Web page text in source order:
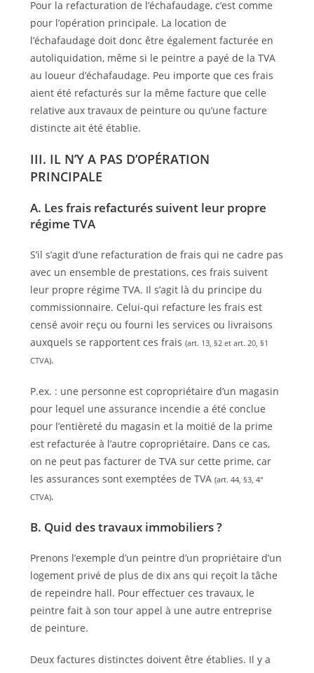
Pour la refacturation de l’échafaudage, c’est comme
pour l’opération principale. La location de
l’échafaudage doit donc être également facturée en
autoliquidation, même si le peintre a payé de la TVA
au loueur d’échafaudage. Peu importe que ces frais
aient été refacturés sur la même facture que celle
relative aux travaux de peinture ou qu’une facture
distincte ait été établie.
III. IL N’Y A PAS D’OPÉRATION
PRINCIPALE
A. Les frais refacturés suivent leur propre
régime TVA
S’il s’agit d’une refacturation de frais qui ne cadre pas
avec un ensemble de prestations, ces frais suivent
leur propre régime TVA. Il s’agit là du principe du
commissionnaire. Celui-qui refacture les frais est
censé avoir reçu ou fourni les services ou livraisons
auxquels se rapportent ces frais (art. 13, §2 et art. 20, §1
CTVA).
P.ex. : une personne est copropriétaire d’un magasin
pour lequel une assurance incendie a été conclue
pour l’entièreté du magasin et la moitié de la prime
est refacturée à l’autre copropriétaire. Dans ce cas,
on ne peut pas facturer de TVA sur cette prime, car
les assurances sont exemptées de TVA (art. 44, §3, 4°
CTVA).
B. Quid des travaux immobiliers ?
Prenons l’exemple d’un peintre d’un propriétaire d’un
logement privé de plus de dix ans qui reçoit la tâche
de repeindre hall. Pour effectuer ces travaux, le
peintre fait à son tour appel à une autre entreprise
de peinture.
Deux factures distinctes doivent être établies. Il y a